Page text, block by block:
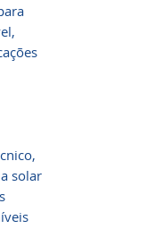
solar